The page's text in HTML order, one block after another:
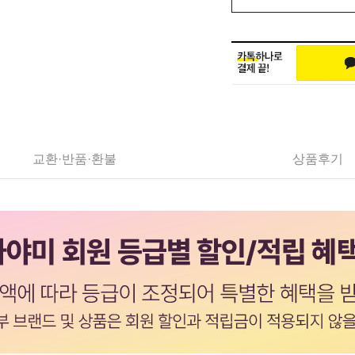
교환·반품·환불 상품후기